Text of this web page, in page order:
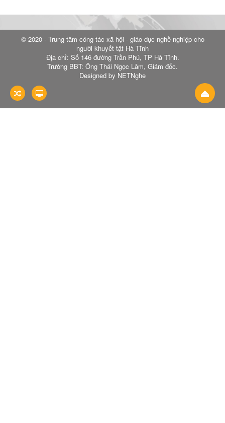
© 2020 - Trung tâm công tác xã hội - giáo dục nghề nghiệp cho
người khuyết tật Hà Tĩnh
Địa chỉ: Số 146 đường Trần Phú, TP Hà Tĩnh.
Trưởng BBT: Ông Thái Ngọc Lâm, Giám đốc.
Designed by NETNghe